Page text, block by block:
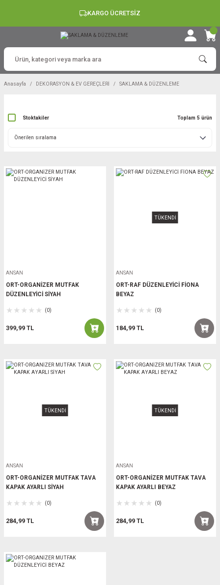
KARGO ÜCRETSİZ
Anasayfa DEKORASYON & EV GEREÇLERİ SAKLAMA & DÜZENLEME
Stoktakiler Toplam 5 ürün
ANSAN
ORT-ORGANİZER MUTFAK
DÜZENLEYİCİ SİYAH
(0)
399,99 TL
TÜKENDİ
ANSAN
ORT-RAF DÜZENLEYİCİ FİONA
BEYAZ
(0)
184,99 TL
TÜKENDİ
ANSAN
ORT-ORGANİZER MUTFAK TAVA
KAPAK AYARLI SİYAH
(0)
284,99 TL
TÜKENDİ
ANSAN
ORT-ORGANİZER MUTFAK TAVA
KAPAK AYARLI BEYAZ
(0)
284,99 TL